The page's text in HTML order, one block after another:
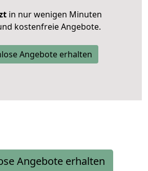
in nur wenigen Minuten
kostenfreie Angebote.
Angebote erhalten
Angebote erhalten